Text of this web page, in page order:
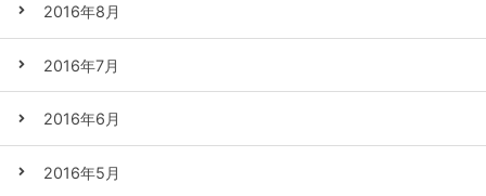
2016年8月
2016年7月
2016年6月
2016年5月